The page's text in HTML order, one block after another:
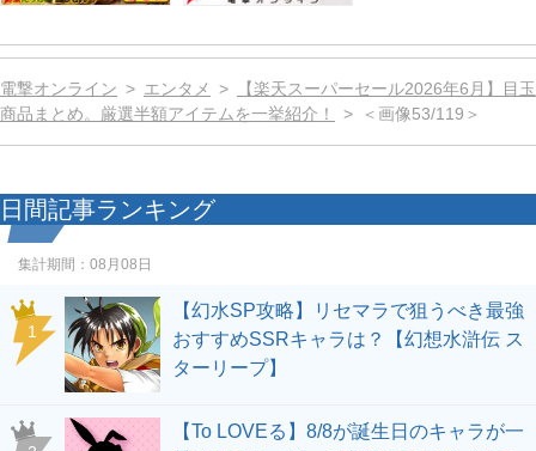
電撃オンライン エンタメ
【楽天スーパーセール2026年6月】目玉
商品まとめ。厳選半額アイテムを一挙紹介！
＜画像53/119＞
日間記事ランキング
集計期間： 08月08日
1
【幻水SP攻略】リセマラで狙うべき最強
おすすめSSRキャラは？【幻想水滸伝 ス
ターリープ】
【To LOVEる】8/8が誕生日のキャラが一